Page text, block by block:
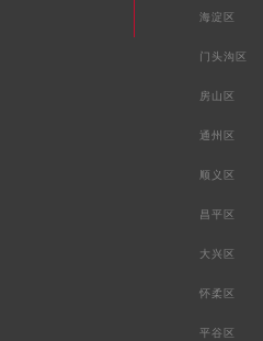
海淀区
门头沟区
房山区
通州区
顺义区
昌平区
大兴区
怀柔区
平谷区